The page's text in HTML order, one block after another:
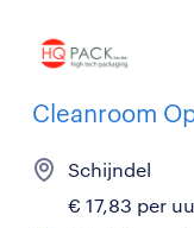
Cleanroom
Schijndel
€ 17,83 per